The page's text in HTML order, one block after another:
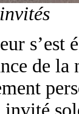
s’est
de la